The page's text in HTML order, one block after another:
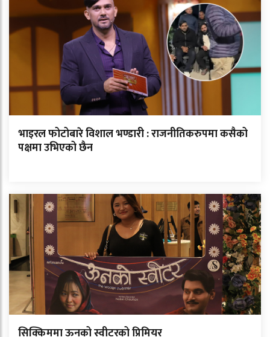
भाइरल फोटोबारे विशाल भण्डारी : राजनीतिकरुपमा कसैको
पक्षमा उभिएको छैन